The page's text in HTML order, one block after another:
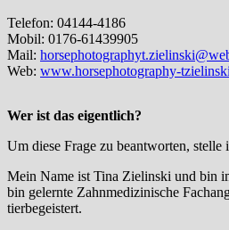
Telefon: 04144-4186
Mobil: 0176-61439905
Mail:
Web: www.horsephotography-
Wer ist das eigentlich?
Um diese Frage zu beantworten,
​Mein Name ist Tina Zielinski und bin
bin gelernte Zahnmedizinische
tierbegeistert.